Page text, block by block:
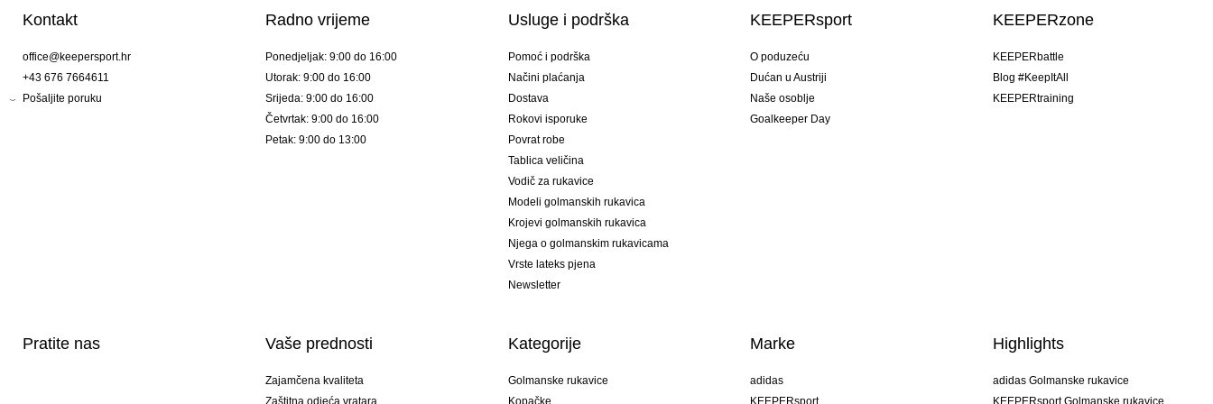
Kontakt
office@keepersport.hr
+43 676 7664611
Pošaljite poruku
Radno vrijeme
Ponedjeljak: 9:00 do 16:00
Utorak: 9:00 do 16:00
Srijeda: 9:00 do 16:00
Četvrtak: 9:00 do 16:00
Petak: 9:00 do 13:00
Usluge i podrška
Pomoć i podrška
Načini plaćanja
Dostava
Rokovi isporuke
Povrat robe
Tablica veličina
Vodič za rukavice
Modeli golmanskih rukavica
Krojevi golmanskih rukavica
Njega o golmanskim rukavicama
Vrste lateks pjena
Newsletter
KEEPERsport
O poduzeću
Dućan u Austriji
Naše osoblje
Goalkeeper Day
KEEPERzone
KEEPERbattle
Blog #KeepItAll
KEEPERtraining
Pratite nas Vaše prednosti
Zajamčena kvaliteta
Kategorije
Golmanske rukavice
Marke
adidas
Highlights
adidas Golmanske rukavice